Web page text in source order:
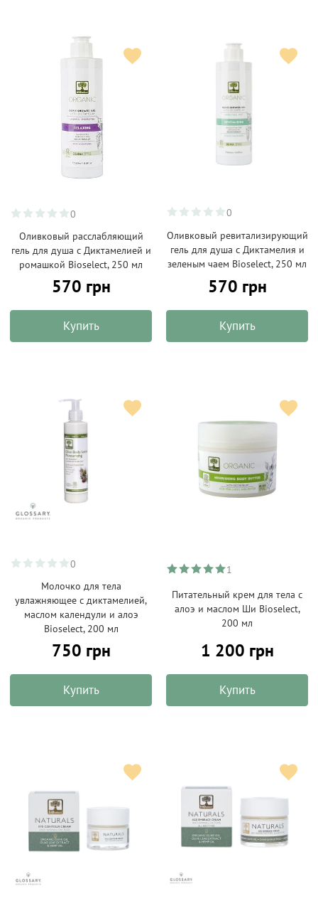
0
Оливковый расслабляющий
гель для душа с Диктамелией и
ромашкой Bioselect, 250 мл
570 грн
Купить
0
Оливковый ревитализирующий
гель для душа с Диктамелия и
зеленым чаем Bioselect, 250 мл
570 грн
Купить
0
Молочко для тела
увлажняющее с диктамелией,
маслом календули и алоэ
Bioselect, 200 мл
750 грн
Купить
1
Питательный крем для тела с
алоэ и маслом Ши Bioselect,
200 мл
1 200 грн
Купить